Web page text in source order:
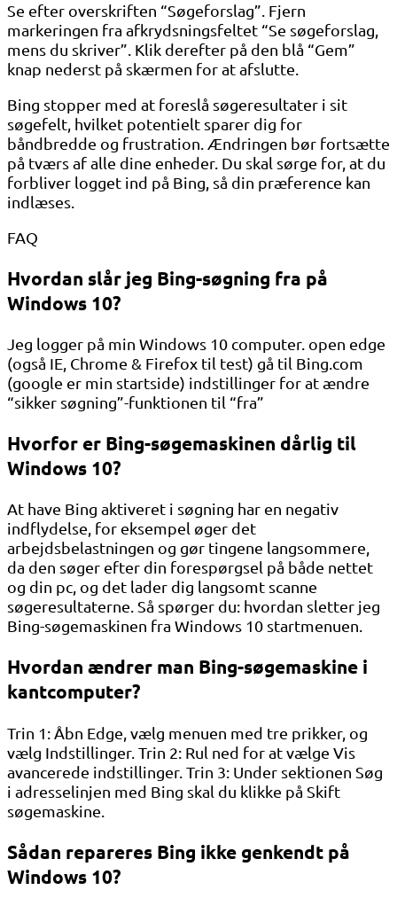
Se efter overskriften “Søgeforslag”. Fjern
markeringen fra afkrydsningsfeltet “Se søgeforslag,
mens du skriver”. Klik derefter på den blå “Gem”
knap nederst på skærmen for at afslutte.
Bing stopper med at foreslå søgeresultater i sit
søgefelt, hvilket potentielt sparer dig for
båndbredde og frustration. Ændringen bør fortsætte
på tværs af alle dine enheder. Du skal sørge for, at du
forbliver logget ind på Bing, så din præference kan
indlæses.
FAQ
Hvordan slår jeg Bing-søgning fra på
Windows 10?
Jeg logger på min Windows 10 computer. open edge
(også IE, Chrome & Firefox til test) gå til Bing.com
(google er min startside) indstillinger for at ændre
“sikker søgning”-funktionen til “fra”
Hvorfor er Bing-søgemaskinen dårlig til
Windows 10?
At have Bing aktiveret i søgning har en negativ
indflydelse, for eksempel øger det
arbejdsbelastningen og gør tingene langsommere,
da den søger efter din forespørgsel på både nettet
og din pc, og det lader dig langsomt scanne
søgeresultaterne. Så spørger du: hvordan sletter jeg
Bing-søgemaskinen fra Windows 10 startmenuen.
Hvordan ændrer man Bing-søgemaskine i
kantcomputer?
Trin 1: Åbn Edge, vælg menuen med tre prikker, og
vælg Indstillinger. Trin 2: Rul ned for at vælge Vis
avancerede indstillinger. Trin 3: Under sektionen Søg
i adresselinjen med Bing skal du klikke på Skift
søgemaskine.
Sådan repareres Bing ikke genkendt på
Windows 10?